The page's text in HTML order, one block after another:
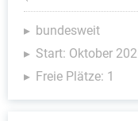
bundesweit
Start: Oktober
Freie Plätze: 1